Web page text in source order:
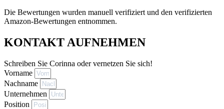
Die Bewertungen wurden manuell verifiziert und den verifizierten
Amazon-Bewertungen entnommen.
KONTAKT AUFNEHMEN
Schreiben Sie Corinna oder vernetzen Sie sich!
Vorname
Nachname
Unternehmen
Position